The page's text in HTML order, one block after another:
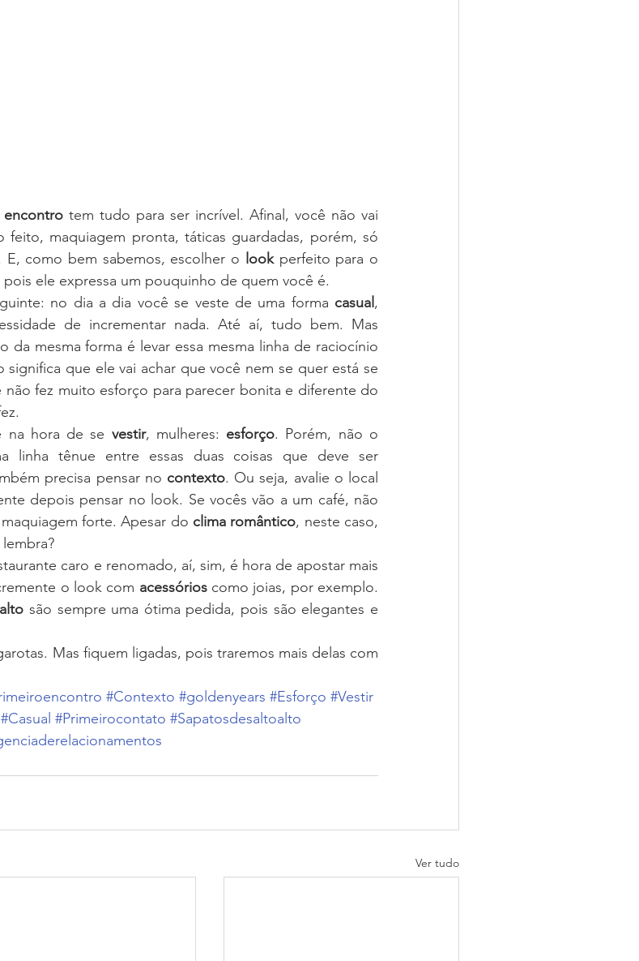
tem tudo para ser incrível. Afinal, você não vai
feito, maquiagem pronta, táticas guardadas, porém, só
E, como bem sabemos, escolher o look
ele expressa um pouquinho de quem você é.
no dia a dia você se veste de uma forma casual ,
de incrementar nada. Até aí, tudo bem. Mas
da mesma forma é levar essa mesma linha de raciocínio
significa que ele vai achar que você nem se quer está se
fez muito esforço para parecer bonita e diferente do
na hora de se vestir, mulheres: esforço. Porém, não o
linha tênue entre essas duas coisas que deve ser
precisa pensar no contexto. Ou seja, avalie o local
depois pensar no look. Se vocês vão a um café, não
forte. Apesar do clima romântico, neste caso,
caro e renomado, aí, sim, é hora de apostar mais
o look com acessórios como joias, por exemplo.
são sempre uma ótima pedida, pois são elegantes e
Mas fiquem ligadas, pois traremos mais delas com
#Contexto #goldenyears #Esforço #Vestir
#Casual #Primeirocontato #Sapatosdesaltoalto
Ver tudo